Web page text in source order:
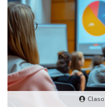
Claso